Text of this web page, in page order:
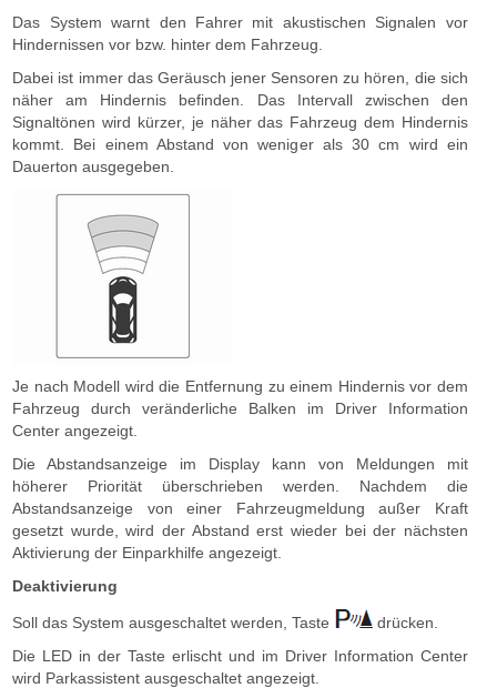
Das System warnt den Fahrer mit akustischen Signalen vor
Hindernissen vor bzw. hinter dem Fahrzeug.
Dabei ist immer das Geräusch jener Sensoren zu hören, die sich
näher am Hindernis befinden. Das Intervall zwischen den
Signaltönen wird kürzer, je näher das Fahrzeug dem Hindernis
kommt. Bei einem Abstand von weniger als 30 cm wird ein
Dauerton ausgegeben.
Je nach Modell wird die Entfernung zu einem Hindernis vor dem
Fahrzeug durch veränderliche Balken im Driver Information
Center angezeigt.
Die Abstandsanzeige im Display kann von Meldungen mit
höherer Priorität überschrieben werden. Nachdem die
Abstandsanzeige von einer Fahrzeugmeldung außer Kraft
gesetzt wurde, wird der Abstand erst wieder bei der nächsten
Aktivierung der Einparkhilfe angezeigt.
Deaktivierung
Soll das System ausgeschaltet werden, Taste
drücken.
Die LED in der Taste erlischt und im Driver Information Center
wird Parkassistent ausgeschaltet angezeigt.